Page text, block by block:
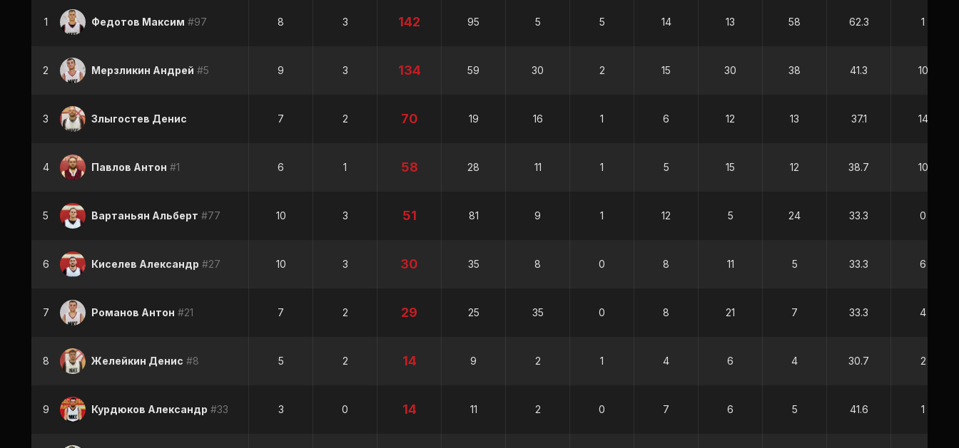
1 Федотов Максим #97 8 3 142 95 5 5 14 13 58 62.3 1
2 Мерзликин Андрей #5 9 3 134 59 30 2 15 30 38 41.3 10
3 Злыгостев Денис 7 2 70 19 16 1 6 12 13 37.1 14
4 Павлов Антон #1 6 1 58 28 11 1 5 15 12 38.7 10
5 Вартаньян Альберт #77 10 3 51 81 9 1 12 5 24 33.3 0
6 Киселев Александр #27 10 3 30 35 8 0 8 11 5 33.3 6
7 Романов Антон #21 7 2 29 25 35 0 8 21 7 33.3 4
8 Желейкин Денис #8 5 2 14 9 2 1 4 6 4 30.7 2
9 Курдюков Александр #33 3 0 14 11 2 0 7 6 5 41.6 1